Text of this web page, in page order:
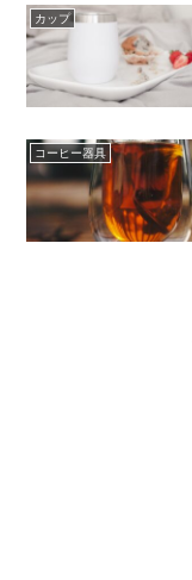
カップ
コーヒー器具